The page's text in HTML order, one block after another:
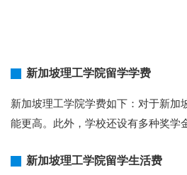
新加坡理工学院留学学费
新加坡理工学院学费如下：对于新加
能更高。此外，学校还设有多种奖学
新加坡理工学院留学生活费